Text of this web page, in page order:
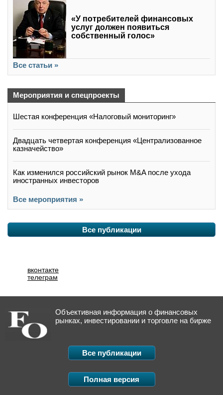
«У потребителей финансовых
услуг должен появиться
собственный голос»
Все статьи »
Мероприятия и спецпроекты
Шестая конференция «Налоговый мониторинг»
Двадцать четвертая конференция «Централизованное
казначейство»
Как изменился российский рынок M&A после ухода
иностранных инвесторов
Все мероприятия »
Все публикации
вконтакте
телеграм
Объективная информация о финансовых
рынках, инвестировании и торговле на бирже
Все публикации
Полная версия